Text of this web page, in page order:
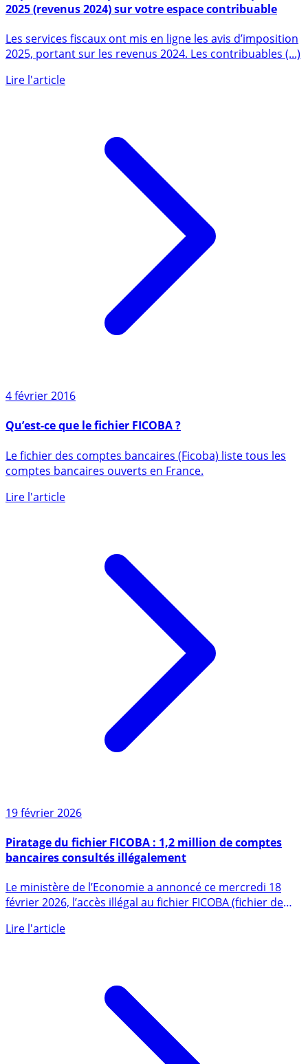
2025 (revenus 2024) sur votre espace contribuable
2025, portant sur les revenus 2024. Les contribuables (...)
4 février 2016
Qu’est-ce que le fichier FICOBA ?
Le fichier des comptes bancaires (Ficoba) liste tous les
comptes bancaires ouverts en France.
19 février 2026
bancaires consultés illégalement
février 2026, l’accès illégal au fichier FICOBA (fichier de